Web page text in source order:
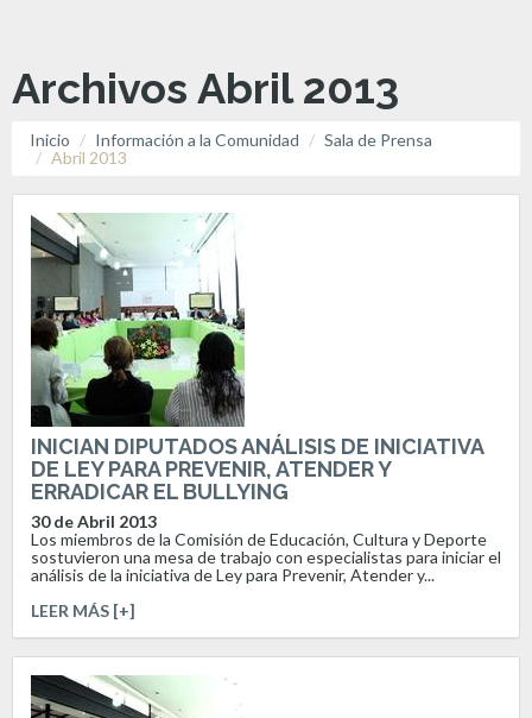
Archivos Abril 2013
Inicio Información a la Comunidad
Sala de Prensa
Abril 2013
INICIAN DIPUTADOS ANÁLISIS DE INICIATIVA
DE LEY PARA PREVENIR, ATENDER Y
ERRADICAR EL BULLYING
30 de Abril 2013
Los miembros de la Comisión de Educación, Cultura y Deporte
sostuvieron una mesa de trabajo con especialistas para iniciar el
análisis de la iniciativa de Ley para Prevenir, Atender y...
LEER MÁS [+]